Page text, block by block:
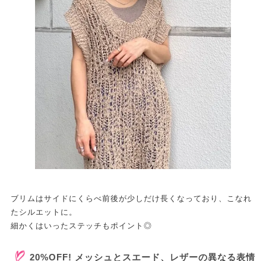
ブリムはサイドにくらべ前後が少しだけ長くなっており、こなれ
たシルエットに。
細かくはいったステッチもポイント◎
20%OFF! メッシュとスエード、レザーの異なる表情